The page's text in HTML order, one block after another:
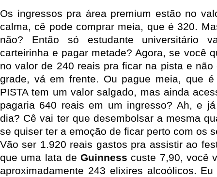
Os ingressos pra área premium estão no
calma, cê pode comprar meia, que é 320.
não? Então só estudante universitário
carteirinha e pagar metade? Agora, se você
no valor de 240 reais pra ficar na pista e
grade, vá em frente. Ou pague meia, que
PISTA tem um valor salgado, mas ainda
pagaria 640 reais em um ingresso? Ah, e
dia? Cê vai ter que desembolsar a mesma
se quiser ter a emoção de ficar perto com os
Vão ser 1.920 reais gastos pra assistir ao
que uma lata deGuinness custe 7,90, você
aproximadamente 243 elixires alcoólicos.